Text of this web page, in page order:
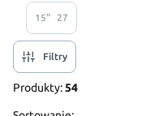
15" 27
Filtry
Produkty:54